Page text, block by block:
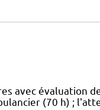
avec évaluation
(70 h) ;